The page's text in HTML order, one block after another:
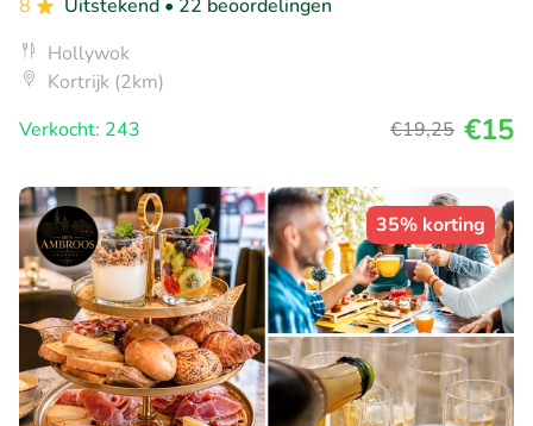
8
Uitstekend • 22 beoordelingen
Hollywok
Kortrijk (2km)
Verkocht: 243
€19,25 €15
35% korting